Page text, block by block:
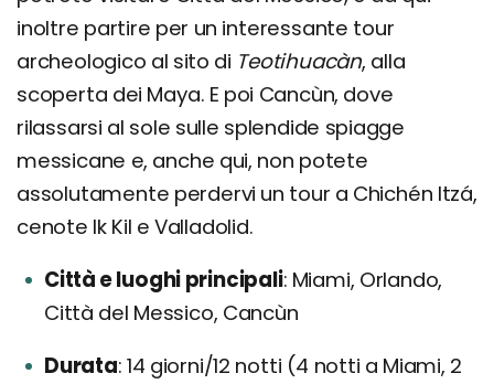
inoltre partire per un interessante tour
archeologico al sito di Teotihuacàn, alla
scoperta dei Maya. E poi Cancùn, dove
rilassarsi al sole sulle splendide spiagge
messicane e, anche qui, non potete
assolutamente perdervi un tour a Chichén Itzá,
cenote Ik Kil e Valladolid.
Città e luoghi principali Miami, Orlando,
Città del Messico, Cancùn
Durata 14 giorni/12 notti (4 notti a Miami, 2